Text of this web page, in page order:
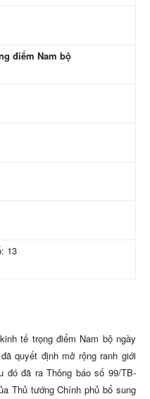
điểm Nam bộ
13
tế trọng điểm Nam bộ ngày
quyết định mở rộng ranh giới
đó đã ra Thông báo số 99/TB-
Thủ tướng Chính phủ bổ sung